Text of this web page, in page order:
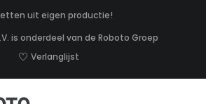
uit eigen productie!
is onderdeel van de Roboto Groep
Verlanglijst